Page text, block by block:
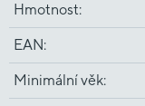
Hmotnost:
EAN:
Minimální věk: